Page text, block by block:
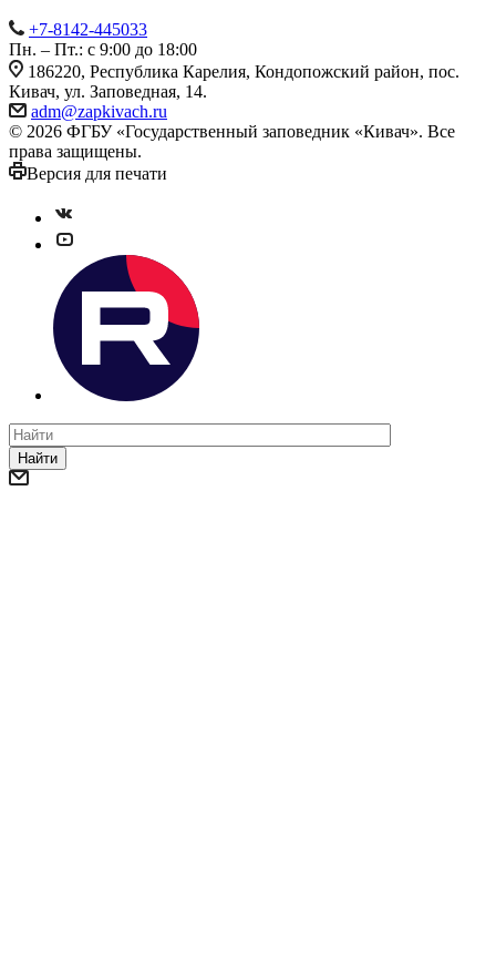
+7-8142-445033
Пн. – Пт.: с 9:00 до 18:00
186220, Республика Карелия, Кондопожский район, пос.
Кивач, ул. Заповедная, 14.
adm@zapkivach.ru
© 2026 ФГБУ «Государственный заповедник «Кивач». Все
права защищены.
Версия для печати
Найти